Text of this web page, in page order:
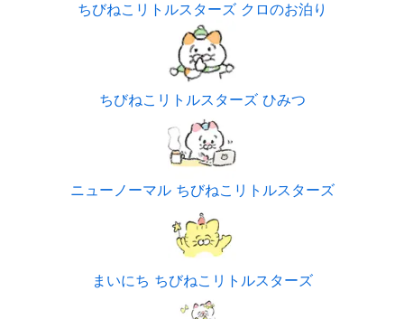
ちびねこリトルスターズ クロのお泊り
ちびねこリトルスターズ ひみつ
ニューノーマル ちびねこリトルスターズ
まいにち ちびねこリトルスターズ